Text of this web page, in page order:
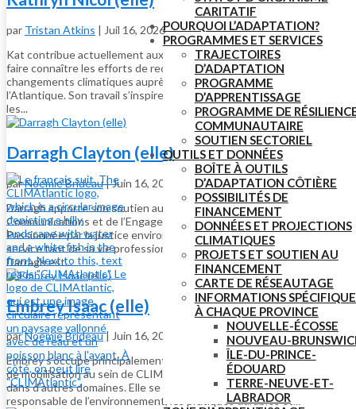
CARITATIF
POURQUOI L’ADAPTATION?
PROGRAMMES ET SERVICES
TRAJECTOIRES
D’ADAPTATION
PROGRAMME
D’APPRENTISSAGE
PROGRAMME DE
COMMUNAUTAIRE
SOUTIEN SECTORIEL
OUTILS ET DONNÉES
BOÎTE À OUTILS
D’ADAPTATION CÔTIÈRE
POSSIBILITÉS DE
FINANCEMENT
DONNÉES ET PROJECTIONS
CLIMATIQUES
PROJETS ET SOUTIEN AU
FINANCEMENT
CARTE DE RÉSEAUTAGE
INFORMATIONS
À CHAQUE PROVINCE
NOUVELLE-ÉCOSSE
NOUVEAU-
ÎLE-DU-PRINCE-
ÉDOUARD
TERRE-NEUVE-ET-
LABRADOR
par Tristan Atkins | Juil 16, 2026
Kat contribue actuellement aux travaux de CLIMAtlantic visant à
faire connaître les efforts de recherche et d’adaptation aux
changements climatiques auprès des Canadiens de la région de
l’Atlantique. Son travail s’inspire profondément de la relation entre
les...
Darragh Clayton (elle)
parNoemie Brideau|Juin 16, 2026
Darragh apporte son soutien aux équipes chargées des
Communications et de l’Engagement au sein de CLIMAtlantic.
Passionnée par la justice environnementale, elle met cet intérêt au
service tant de sa vie professionnelle que de sa vie personnelle.
Darragh est...
Embrey Isaac (elle)
parNoemie Brideau| Juin 16, 2026
Embrey s’occupe principalement des activités de communication et
de mobilisation au sein de CLIMAtlantic, tout en apportant son aide
dans d’autres domaines. Elle se passionne pour la gestion
responsable de l’environnement, les pratiques durables et...